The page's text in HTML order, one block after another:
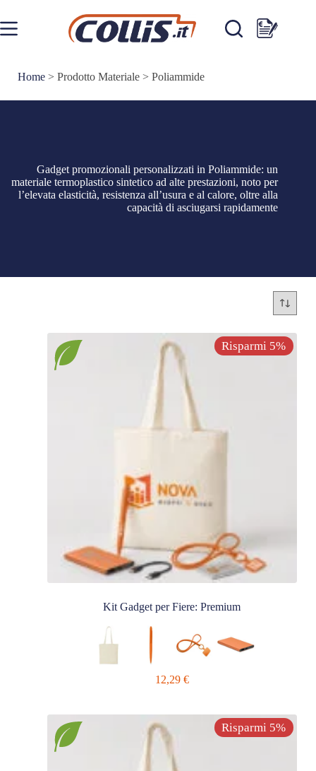
contenuto
Carrello
Home > Prodotto Materiale > Poliammide
Gadget promozionali personalizzati in Poliammide: un
materiale termoplastico sintetico ad alte prestazioni, noto per
l’elevata elasticità, resistenza all’usura e al calore, oltre alla
capacità di asciugarsi rapidamente
Risparmi 5%
Kit Gadget per Fiere: Premium
12,29 €
Risparmi 5%